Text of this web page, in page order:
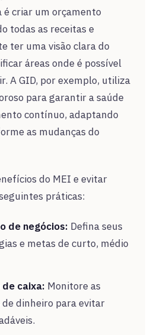
criar um orçamento
todas as receitas e
ter uma visão clara do
áreas onde é possível
A GID, por exemplo, utiliza
para garantir a saúde
contínuo, adaptando
as mudanças do
do MEI e evitar
práticas:
de negócios: Defina seus
e metas de curto, médio
caixa: Monitore as
dinheiro para evitar